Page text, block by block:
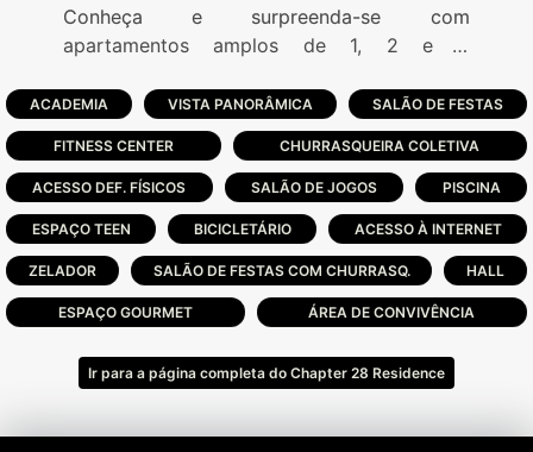
Conheça e surpreenda-se com
apartamentos amplos de 1, 2 e 3
Rooftop de tirar o folêgo.
O empreendimento tem opções com
números distintos de dormitórios, podendo
ser perfeito para uma grande família com
filhos, ou aquele casal apaixonado que
decidiu começar sua vida juntos...
Ótima localização em Capão da Canoa,
bairro Centro. A poucos metros do mar e de
todas as conveniências da região.
ACADEMIA VISTA PANORÂMICA SALÃO DE FESTAS
FITNESS CENTER CHURRASQUEIRA COLETIVA
ACESSO DEF. FÍSICOS SALÃO DE JOGOS PISCINA
ESPAÇO TEEN BICICLETÁRIO ACESSO À INTERNET
ZELADOR SALÃO DE FESTAS COM CHURRASQ. HALL
ESPAÇO GOURMET ÁREA DE CONVIVÊNCIA
Ir para a página completa do Chapter 28 Residence